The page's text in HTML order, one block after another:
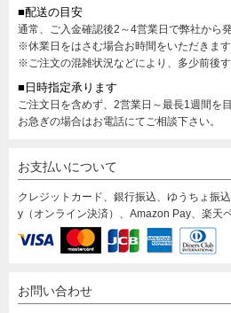
■配送の目安
通常、ご入金確認後2～4営業日で弊社から
※休業日をはさむ場合お時間をいただきます
※ご注文の混雑状況などにより、多少前後す
■日時指定承ります
ご注文日を含めず、2営業日～最長1週間を
お急ぎの場合はお電話にてご相談下さい。
お支払いについて
クレジットカード、銀行振込、ゆうちょ振
y（オンライン決済）、Amazon Pay、楽天
お問い合わせ